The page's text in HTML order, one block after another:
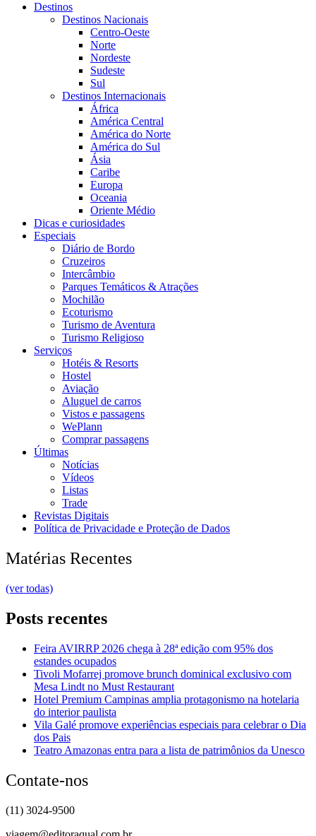
Destinos
Destinos Nacionais
Centro-Oeste
Norte
Nordeste
Sudeste
Sul
Destinos Internacionais
África
América Central
América do Norte
América do Sul
Ásia
Caribe
Europa
Oceania
Oriente Médio
Dicas e curiosidades
Especiais
Diário de Bordo
Cruzeiros
Intercâmbio
Parques Temáticos & Atrações
Mochilão
Ecoturismo
Turismo de Aventura
Turismo Religioso
Serviços
Hotéis & Resorts
Hostel
Aviação
Aluguel de carros
Vistos e passagens
WePlann
Comprar passagens
Últimas
Notícias
Vídeos
Listas
Trade
Revistas Digitais
Política de Privacidade e Proteção de Dados
Matérias Recentes
(ver todas)
Posts recentes
Feira AVIRRP 2026 chega à 28ª edição com 95% dos
estandes ocupados
Tivoli Mofarrej promove brunch dominical exclusivo com
Mesa Lindt no Must Restaurant
Hotel Premium Campinas amplia protagonismo na hotelaria
do interior paulista
Vila Galé promove experiências especiais para celebrar o Dia
dos Pais
Teatro Amazonas entra para a lista de patrimônios da Unesco
Contate-nos
(11) 3024-9500